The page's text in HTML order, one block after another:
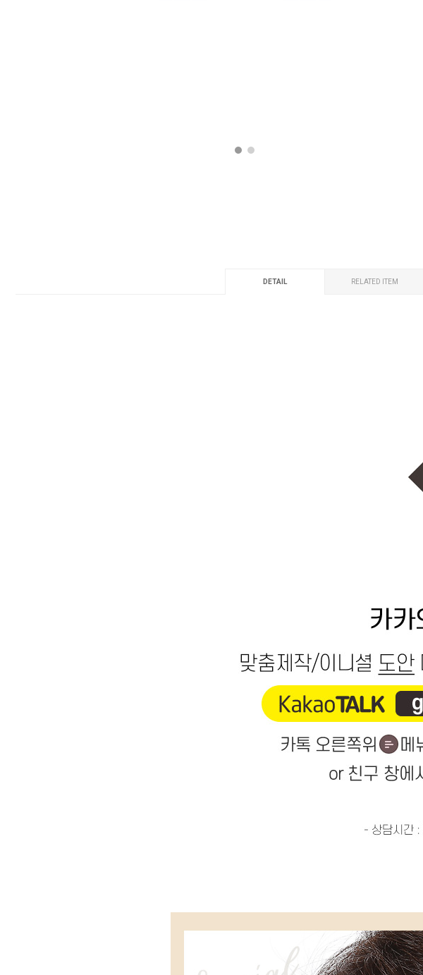
DETAIL RELATED ITEM